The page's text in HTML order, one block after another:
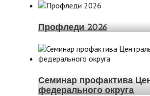
Профледи 2026
Семинар профактива
федерального округа